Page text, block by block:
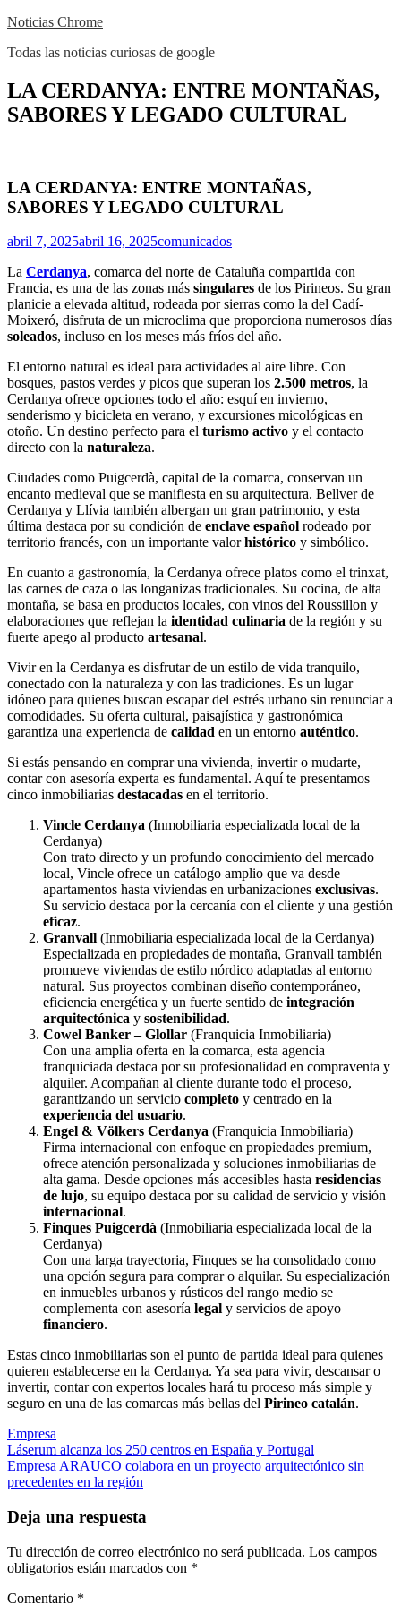
Skip
content
Noticias Chrome
Todas las noticias curiosas de google
Close
Menu
LA CERDANYA: ENTRE MONTAÑAS,
SABORES Y LEGADO CULTURAL
LA CERDANYA: ENTRE MONTAÑAS,
SABORES Y LEGADO CULTURAL
abril 7, 2025abril 16, 2025comunicados
La Cerdanya, comarca del norte de Cataluña compartida con
Francia, es una de las zonas más singulares de los Pirineos. Su gran
planicie a elevada altitud, rodeada por sierras como la del Cadí-
Moixeró, disfruta de un microclima que proporciona numerosos días
soleados, incluso en los meses más fríos del año.
El entorno natural es ideal para actividades al aire libre. Con
bosques, pastos verdes y picos que superan los 2.500 metros, la
Cerdanya ofrece opciones todo el año: esquí en invierno,
senderismo y bicicleta en verano, y excursiones micológicas en
otoño. Un destino perfecto para el turismo activo y el contacto
directo con la naturaleza.
Ciudades como Puigcerdà, capital de la comarca, conservan un
encanto medieval que se manifiesta en su arquitectura. Bellver de
Cerdanya y Llívia también albergan un gran patrimonio, y esta
última destaca por su condición de enclave español rodeado por
territorio francés, con un importante valorhistórico y simbólico.
En cuanto a gastronomía, la Cerdanya ofrece platos como el trinxat,
las carnes de caza o las longanizas tradicionales. Su cocina, de alta
montaña, se basa en productos locales, con vinos del Roussillon y
elaboraciones que reflejan la identidad culinaria de la región y su
fuerte apego al producto artesanal.
Vivir en la Cerdanya es disfrutar de un estilo de vida tranquilo,
conectado con la naturaleza y con las tradiciones. Es un lugar
idóneo para quienes buscan escapar del estrés urbano sin renunciar a
comodidades. Su oferta cultural, paisajística y gastronómica
garantiza una experiencia de calidad en un entorno auténtico.
Si estás pensando en comprar una vivienda, invertir o mudarte,
contar con asesoría experta es fundamental. Aquí te presentamos
cinco inmobiliarias destacadas en el territorio.
Vincle Cerdanya (Inmobiliaria especializada local de la
Cerdanya)
Con trato directo y un profundo conocimiento del mercado
local, Vincle ofrece un catálogo amplio que va desde
apartamentos hasta viviendas en urbanizaciones exclusivas.
Su servicio destaca por la cercanía con el cliente y una gestión
eficaz.
Granvall (Inmobiliaria especializada local de la Cerdanya)
Especializada en propiedades de montaña, Granvall también
promueve viviendas de estilo nórdico adaptadas al entorno
natural. Sus proyectos combinan diseño contemporáneo,
eficiencia energética y un fuerte sentido de integración
arquitectónica y sostenibilidad.
Cowel Banker – Glollar (Franquicia Inmobiliaria)
Con una amplia oferta en la comarca, esta agencia
franquiciada destaca por su profesionalidad en compraventa y
alquiler. Acompañan al cliente durante todo el proceso,
garantizando un servicio completo y centrado en la
experiencia del usuario.
Engel & Völkers Cerdanya (Franquicia Inmobiliaria)
Firma internacional con enfoque en propiedades premium,
ofrece atención personalizada y soluciones inmobiliarias de
alta gama. Desde opciones más accesibles hasta residencias
de lujo, su equipo destaca por su calidad de servicio y visión
internacional.
Finques Puigcerdà (Inmobiliaria especializada local de la
Cerdanya)
Con una larga trayectoria, Finques se ha consolidado como
una opción segura para comprar o alquilar. Su especialización
en inmuebles urbanos y rústicos del rango medio se
complementa con asesoría legal y servicios de apoyo
financiero.
Estas cinco inmobiliarias son el punto de partida ideal para quienes
quieren establecerse en la Cerdanya. Ya sea para vivir, descansar o
invertir, contar con expertos locales hará tu proceso más simple y
seguro en una de las comarcas más bellas del Pirineo catalán.
Empresa
Navegación
de
Láserum alcanza los 250 centros en España y Portugal
Empresa ARAUCO colabora en un proyecto arquitectónico sin
precedentes en la región
Deja una respuesta
Tu dirección de correo electrónico no será publicada. Los campos
obligatorios están marcados con *
Comentario *